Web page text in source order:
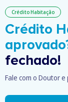
Crédito Habitação
Crédito
fechado!
Fale com o Doutor